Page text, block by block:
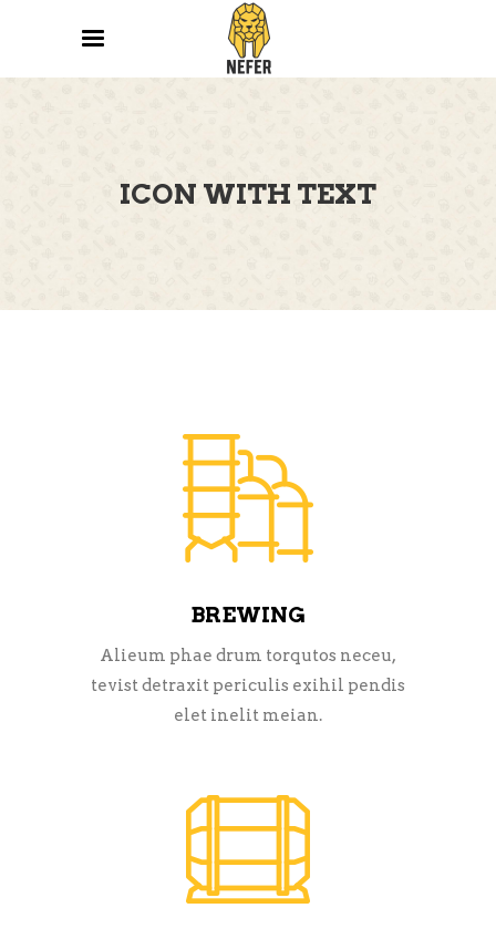
ICON WITH TEXT
BREWING
Alieum phae drum torqutos neceu,
tevist detraxit periculis exihil pendis
elet inelit meian.